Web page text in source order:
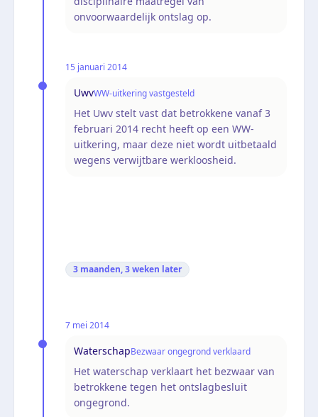
onvoorwaardelijk ontslag op.
15 januari 2014
UwvWW-uitkering vastgesteld
Het Uwv stelt vast dat betrokkene vanaf 3
februari 2014 recht heeft op een WW-
uitkering, maar deze niet wordt uitbetaald
wegens verwijtbare werkloosheid.
3 maanden, 3 weken later
7 mei 2014
WaterschapBezwaar ongegrond verklaard
Het waterschap verklaart het bezwaar van
betrokkene tegen het ontslagbesluit
ongegrond.